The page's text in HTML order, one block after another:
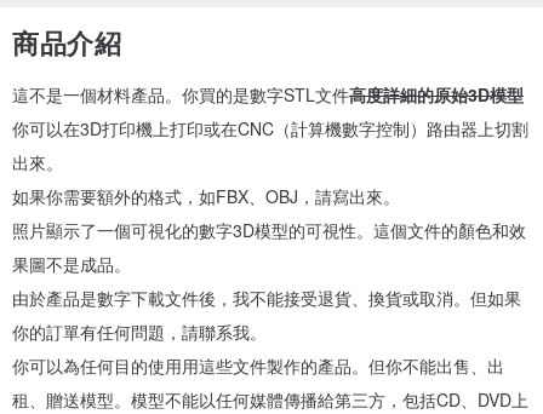
商品介紹
這不是一個材料產品。你買的是數字STL文件高度詳細的原始3D模型
你可以在3D打印機上打印或在CNC（計算機數字控制）路由器上切割
出來。
如果你需要額外的格式，如FBX、OBJ，請寫出來。
照片顯示了一個可視化的數字3D模型的可視性。這個文件的顏色和效
果圖不是成品。
由於產品是數字下載文件後，我不能接受退貨、換貨或取消。但如果
你的訂單有任何問題，請聯系我。
你可以為任何目的使用用這些文件製作的產品。但你不能出售、出
租、贈送模型。模型不能以任何媒體傳播給第三方，包括CD、DVD上